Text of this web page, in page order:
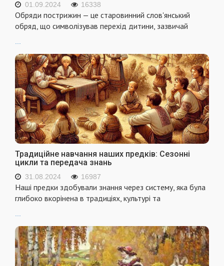
01.09.2024 16338
Обряди пострижин — це старовинний слов'янський
обряд, що символізував перехід дитини, зазвичай
Традиційне навчання наших предків: Сезонні
цикли та передача знань
31.08.2024 16987
Наші предки здобували знання через систему, яка була
глибоко вкорінена в традиціях, культурі та
...